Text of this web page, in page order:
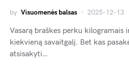
by Visuomenės balsas 2025-12-13
Vasarą braškes perku kilogramais
kiekvieną savaitgalį. Bet kas
atsisakyti…